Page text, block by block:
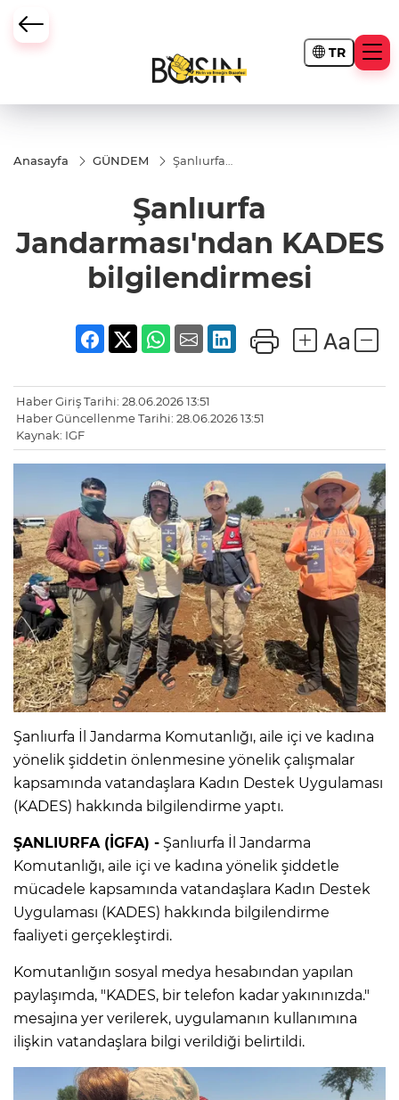
TR
Anasayfa GÜNDEM
Şanlıurfa
bilgilendirmesi
Şanlıurfa
Jandarması'ndan KADES
bilgilendirmesi
Haber Giriş Tarihi: 28.06.2026 13:51
Haber Güncellenme Tarihi: 28.06.2026 13:51
Kaynak: IGF
Şanlıurfa İl Jandarma Komutanlığı, aile içi ve kadına
yönelik şiddetin önlenmesine yönelik çalışmalar
kapsamında vatandaşlara Kadın Destek Uygulaması
(KADES) hakkında bilgilendirme yaptı.
ŞANLIURFA (İGFA) - Şanlıurfa İl Jandarma
Komutanlığı, aile içi ve kadına yönelik şiddetle
mücadele kapsamında vatandaşlara Kadın Destek
Uygulaması (KADES) hakkında bilgilendirme
faaliyeti gerçekleştirdi.
Komutanlığın sosyal medya hesabından yapılan
paylaşımda, "KADES, bir telefon kadar yakınınızda."
mesajına yer verilerek, uygulamanın kullanımına
ilişkin vatandaşlara bilgi verildiği belirtildi.